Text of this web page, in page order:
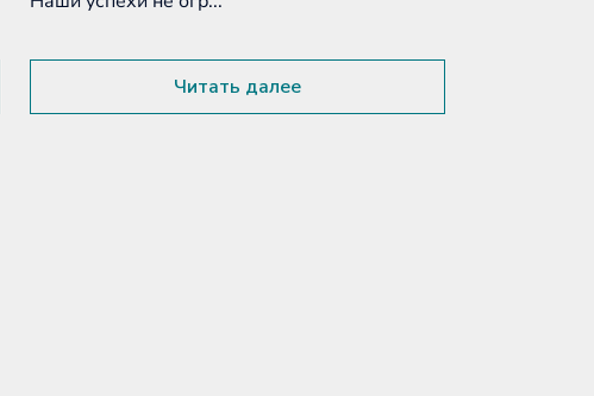
Читать далее